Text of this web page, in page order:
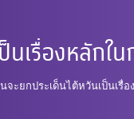
นเรื่องหลัก
จะยกประเด็นไต้หวันเป็นเรื่